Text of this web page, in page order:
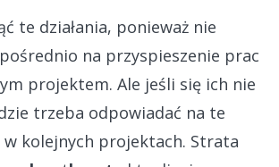
te działania, ponieważ nie
na przyspieszenie prac
projektem. Ale jeśli się ich nie
trzeba odpowiadać na te
kolejnych projektach. Strata